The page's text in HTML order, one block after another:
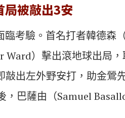
被敲出3安
臨考驗。首名打者韓德森
Ward）擊出滾地球出局
敲出左外野安打，助金鶯
，巴薩由（Samuel